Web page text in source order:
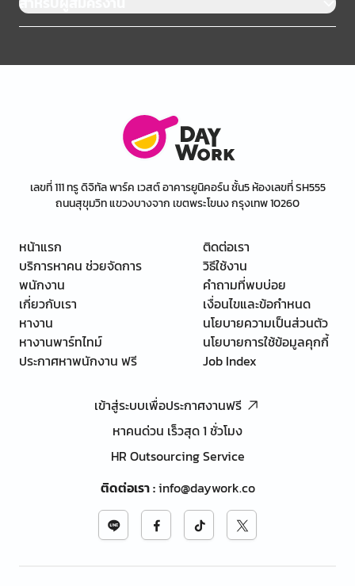
เลขที่ 111 ทรู ดิจิทัล พาร์ค เวสต์ อาคารยูนิคอร์น ชั้น5 ห้องเลขที่ SH555
ถนนสุขุมวิท แขวงบางจาก เขตพระโขนง กรุงเทพ 10260
หน้าแรก
บริการหาคน ช่วยจัดการ
พนักงาน
เกี่ยวกับเรา
หางาน
หางานพาร์ทไทม์
ประกาศหาพนักงาน ฟรี
ติดต่อเรา
วิธีใช้งาน
คำถามที่พบบ่อย
เงื่อนไขและข้อกำหนด
นโยบายความเป็นส่วนตัว
นโยบายการใช้ข้อมูลคุกกี้
Job Index
เข้าสู่ระบบเพื่อประกาศงานฟรี
หาคนด่วน เร็วสุด 1 ชั่วโมง
HR Outsourcing Service
ติดต่อเรา:info@daywork.co